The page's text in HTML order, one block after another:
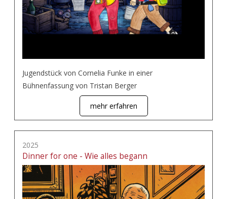
Jugendstück von Cornelia Funke in einer
Bühnenfassung von Tristan Berger
mehr erfahren
2025
Dinner for one - Wie alles begann